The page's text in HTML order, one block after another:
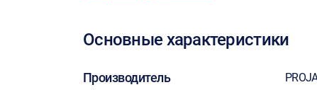
Основные характеристики
Производитель